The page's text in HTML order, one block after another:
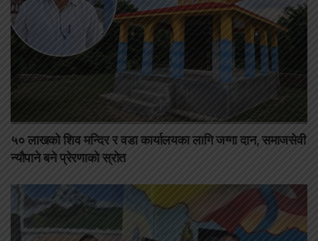
५० लाखको शिव मन्दिर र वडा कार्यालयका लागि जग्गा दान, समाजसेवी
न्यौपाने बने प्रेरणाको स्रोत